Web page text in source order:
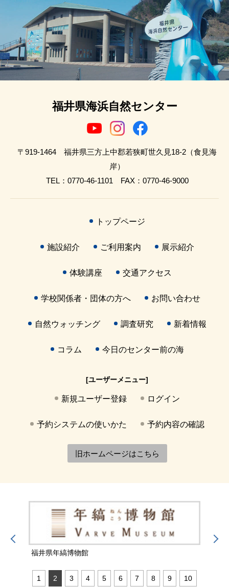
福井県海浜自然センター
〒919-1464 福井県三方上中郡若狭町世久見18-2（食見海
岸）
TEL：0770-46-1101 FAX：0770-46-9000
トップページ
施設紹介 ご利用案内 展示紹介
体験講座 交通アクセス
学校関係者・団体の方へ お問い合わせ
自然ウォッチング 調査研究 新着情報
コラム 今日のセンター前の海
[ユーザーメニュー]
新規ユーザー登録 ログイン
予約システムの使いかた 予約内容の確認
旧ホームページはこちら
福井県年縞博物館
1 2 3 4 5 6 7 8 9 10